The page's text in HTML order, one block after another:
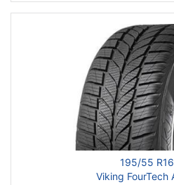
195/55
Viking FourTech